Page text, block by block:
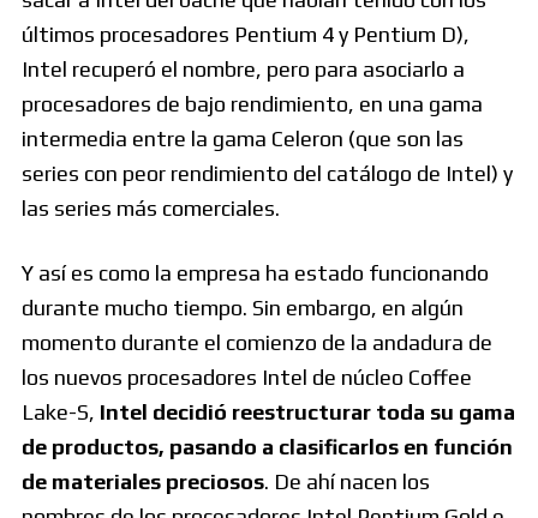
últimos procesadores Pentium 4 y Pentium D),
Intel recuperó el nombre, pero para asociarlo a
procesadores de bajo rendimiento, en una gama
intermedia entre la gama Celeron (que son las
series con peor rendimiento del catálogo de Intel) y
las series más comerciales.
Y así es como la empresa ha estado funcionando
durante mucho tiempo. Sin embargo, en algún
momento durante el comienzo de la andadura de
los nuevos procesadores Intel de núcleo Coffee
Lake-S, Intel decidió reestructurar toda su gama
de productos, pasando a clasificarlos en función
de materiales preciosos. De ahí nacen los